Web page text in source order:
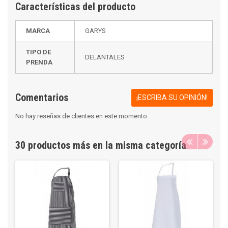
Características del producto
MARCA GARYS
TIPO DE
PRENDA
DELANTALES
Comentarios ¡ESCRIBA SU OPINIÓN!
No hay reseñas de clientes en este momento.
30 productos más en la misma categoría